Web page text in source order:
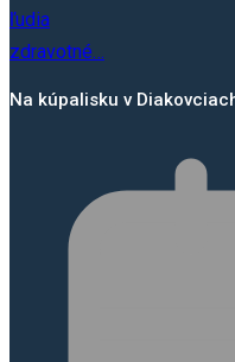
Na kúpalisku v